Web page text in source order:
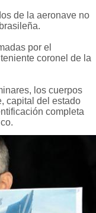
de la aeronave no
por el
coronel de la
los cuerpos
capital del estado
completa